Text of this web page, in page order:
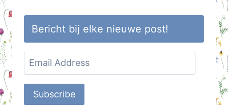
Bericht bij elke nieuwe post!
Email
Address
Subscribe